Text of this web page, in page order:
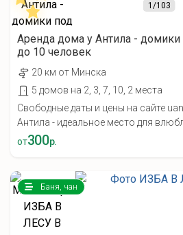
1 /103
Аренда дома у Антила -
до 10 человек
20 км от Минска
5 домов на 2, 3, 7, 10, 2 места
Свободные даты и цены на сайте
Антила - идеальное место для
от300р.
Баня, чан